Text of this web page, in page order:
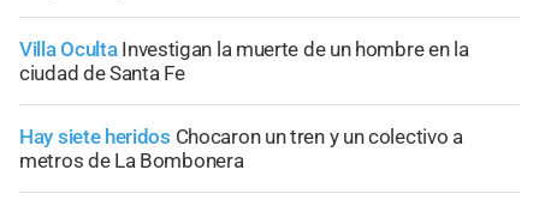
Villa Oculta Investigan la muerte de un hombre en la
ciudad de Santa Fe
Hay siete heridos Chocaron un tren y un colectivo a
metros de La Bombonera